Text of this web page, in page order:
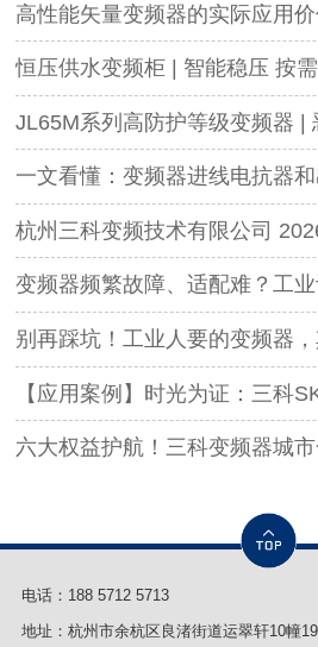
高性能矢量变频器的实际应用
恒压供水变频柜 | 智能稳压 按需
JL65M系列高防护等级变频器 | 恶劣
一文看懂：变频器进线电抗器
杭州三科变频技术有限公司
变频器频繁故障、适配难？工业设备的“场
别再踩坑！工业人要的变频器
【应用案例】时光为证：三科SKI600系列变
六大权益护航！三科变频器城市合
电话： 188 5712 5713
地址：杭州市余杭区良渚街道运翠轩10幢